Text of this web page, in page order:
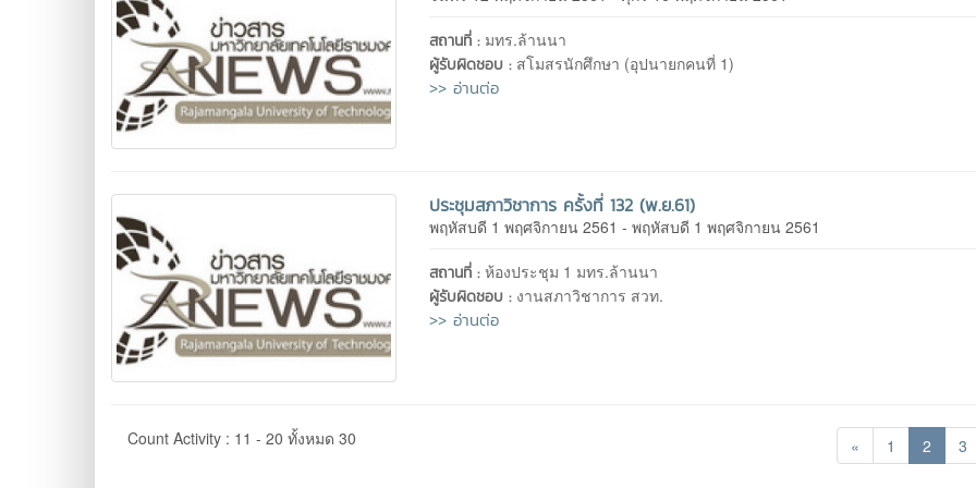
สถานที่ : มทร.ล้านนา
ผู้รับผิดชอบ : สโมสรนักศึกษา (อุปนายกคนที่ 1)
>> อ่านต่อ
ประชุมสภาวิชาการ ครั้งที่ 132 (พ.ย.61)
พฤหัสบดี 1 พฤศจิกายน 2561 - พฤหัสบดี 1 พฤศจิกายน 2561
สถานที่ :ห้องประชุม 1 มทร.ล้านนา
ผู้รับผิดชอบ : งานสภาวิชาการ สวท.
>> อ่านต่อ
Count Activity : 11 - 20 ทั้งหมด 30 « 1 2 3